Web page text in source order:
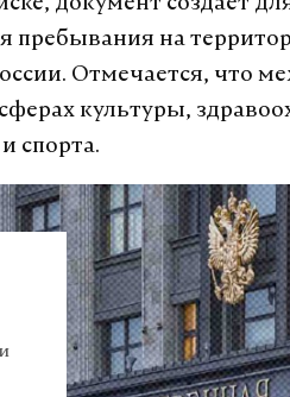
пребывания на
Отмечается, что
культуры,
спорта.